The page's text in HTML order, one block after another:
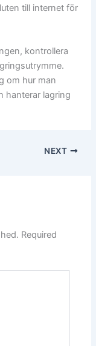
till internet för
kontrollera
om hur man
hanterar lagring
NEXT
Required